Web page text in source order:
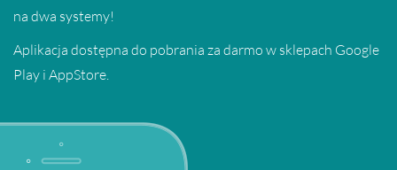
na dwa systemy!
Aplikacja dostępna do pobrania za darmo w sklepach Google
Play i AppStore.